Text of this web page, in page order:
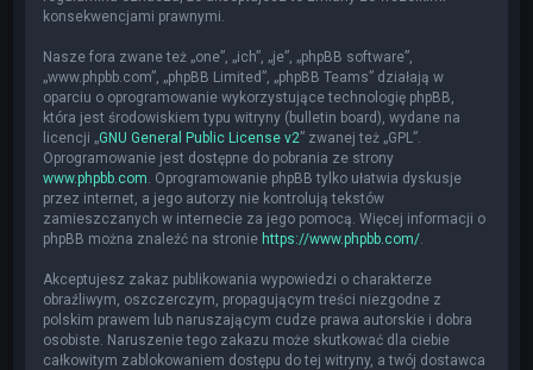
konsekwencjami prawnymi.
Nasze fora zwane też „one”, „ich”, „je”, „phpBB software”,
„www.phpbb.com”, „phpBB Limited”, „phpBB Teams” działają w
oparciu o oprogramowanie wykorzystujące technologię phpBB,
która jest środowiskiem typu witryny (bulletin board), wydane na
licencji „GNU General Public License v2” zwanej też „GPL”.
Oprogramowanie jest dostępne do pobrania ze strony
www.phpbb.com . Oprogramowanie phpBB tylko ułatwia dyskusje
przez internet, a jego autorzy nie kontrolują tekstów
zamieszczanych w internecie za jego pomocą. Więcej informacji o
phpBB można znaleźć na stronie https://www.phpbb.com/
Akceptujesz zakaz publikowania wypowiedzi o charakterze
obraźliwym, oszczerczym, propagującym treści niezgodne z
polskim prawem lub naruszającym cudze prawa autorskie i dobra
osobiste. Naruszenie tego zakazu może skutkować dla ciebie
całkowitym zablokowaniem dostępu do tej witryny, a twój dostawca